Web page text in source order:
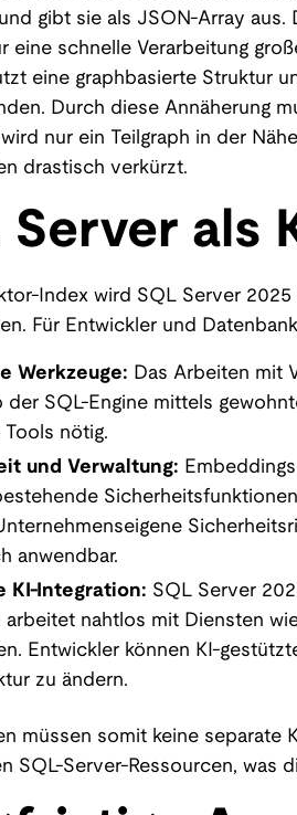
gibt sie als JSON-Array
eine schnelle Verarbeitung
eine graphbasierte Struktur
Durch diese Annäherung
nur ein Teilgraph in der
drastisch verkürzt.
Server als
Index wird SQL Server
Für Entwickler und
Werkzeuge: Das Arbeiten mit
der SQL-Engine mittels
Tools nötig.
und Verwaltung:
anwendbar.
KI-Integration: SQL Server
arbeitet nahtlos mit Diensten
Entwickler können KI-
zu ändern.
müssen somit keine separate
SQL-Server-Ressourcen, was